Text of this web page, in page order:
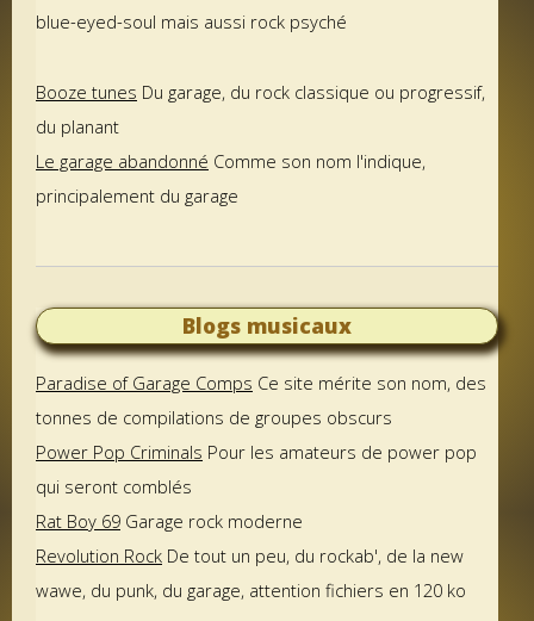
blue-eyed-soul mais aussi rock psyché
Booze tunes Du garage, du rock classique ou progressif,
du planant
Le garage abandonné Comme son nom l'indique,
principalement du garage
Blogs musicaux
Paradise of Garage Comps Ce site mérite son nom, des
tonnes de compilations de groupes obscurs
Power Pop Criminals Pour les amateurs de power pop
qui seront comblés
Rat Boy 69 Garage rock moderne
Revolution Rock De tout un peu, du rockab', de la new
wawe, du punk, du garage, attention fichiers en 120 ko